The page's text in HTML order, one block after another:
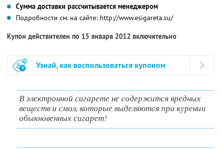
Сумма доставки рассчитывается менеджером
Подробности см. на сайте: http://www.esigareta.su/
Купон действителен по 15 января 2012 включительно
Узнай, как воспользоваться купоном
В электронной сигарете не содержится вредных
веществ и смол, которые выделяются при курении
обыкновенных сигарет!